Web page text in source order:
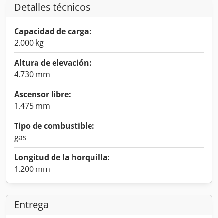
Detalles técnicos
Capacidad de carga:
2.000 kg
Altura de elevación:
4.730 mm
Ascensor libre:
1.475 mm
Tipo de combustible:
gas
Longitud de la horquilla:
1.200 mm
Entrega